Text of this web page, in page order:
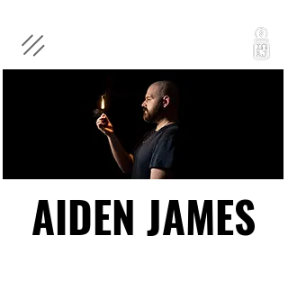
AIDEN JAMES
AIDEN JAMES